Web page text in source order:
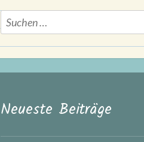
Suchen
nach:
Neueste Beiträge